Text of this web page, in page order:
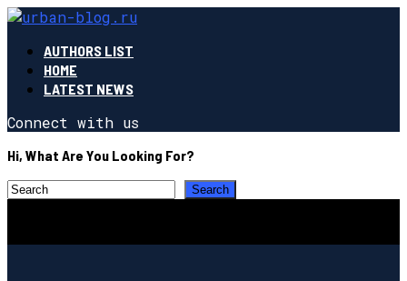
AUTHORS LIST
HOME
LATEST NEWS
Connect with us
Hi, What Are You Looking For?